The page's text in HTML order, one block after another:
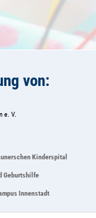
von:
e. V.
Kinderspital
Geburtshilfe
Innenstadt